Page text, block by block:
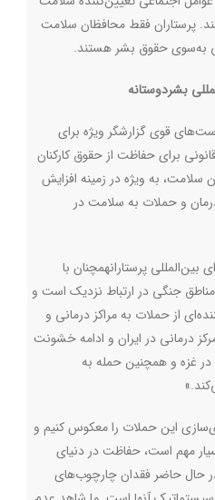
پرستاران فقط محافظان سلامت
به‌سوی حقوق بشر هستند.
بشردوستانه
قوی گزارشگر ویژه برای
برای حفاظت از حقوق کارکنان
سلامت، به ویژه در زمینه افزایش
و حملات به سلامت در
بین‌المللی پرستارانهمچنان با
جنگی در ارتباط نزدیک است و
از حملات به مراکز درمانی و
درمانی در ایران و ادامه خشونت
در غزه و همچنین حمله به
این حملات را معکوس کنیم و
مهم است، حفاظت در دنیای
حال حاضر فقدان چارچوب‌های